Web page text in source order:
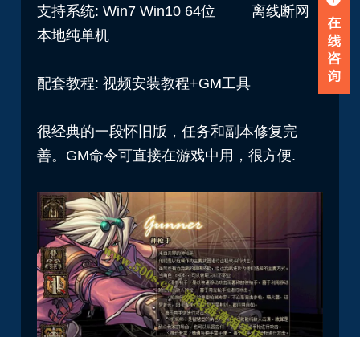
支持系统: Win7 Win10 64位 离线断网
本地纯单机
配套教程: 视频安装教程+GM工具
很经典的一段怀旧版，任务和副本修复完
善。GM命令可直接在游戏中用，很方便.